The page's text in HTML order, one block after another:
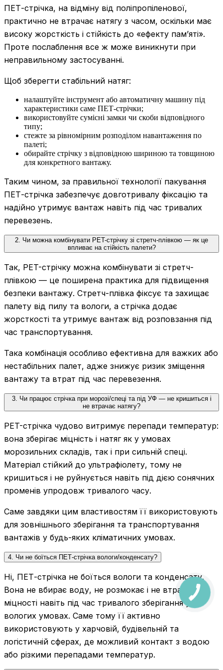
ПЕТ-стрічка, на відміну від поліпропіленової,
практично не втрачає натягу з часом, оскільки має
високу жорсткість і стійкість до «ефекту пам’яті».
Проте послаблення все ж може виникнути при
неправильному застосуванні.
Щоб зберегти стабільний натяг:
налаштуйте інструмент або автоматичну машину під
характеристики саме ПЕТ-стрічки;
використовуйте сумісні замки чи скоби відповідного
типу;
стежте за рівномірним розподілом навантаження по
палеті;
обирайте стрічку з відповідною шириною та товщиною
для конкретного вантажу.
Таким чином, за правильної технології пакування
ПЕТ-стрічка забезпечує довготривалу фіксацію та
надійно утримує вантаж навіть під час тривалих
перевезень.
2. Чи можна комбінувати PET-стрічку зі стретч-плівкою — як це
впливає на стійкість палети?
Так, PET-стрічку можна комбінувати зі стретч-
плівкою — це поширена практика для підвищення
безпеки вантажу. Стретч-плівка фіксує та захищає
палету від пилу та вологи, а стрічка додає
жорсткості та утримує вантаж від розповзання під
час транспортування.
Така комбінація особливо ефективна для важких або
нестабільних палет, адже знижує ризик зміщення
вантажу та втрат під час перевезення.
3. Чи працює стрічка при морозі/спеці та під УФ — не кришиться і
не втрачає натягу?
PET-стрічка чудово витримує перепади температур:
вона зберігає міцність і натяг як у умовах
морозильних складів, так і при сильній спеці.
Матеріал стійкий до ультрафіолету, тому не
кришиться і не руйнується навіть під дією сонячних
променів упродовж тривалого часу.
Саме завдяки цим властивостям її використовують
для зовнішнього зберігання та транспортування
вантажів у будь-яких кліматичних умовах.
4. Чи не боїться ПЕТ-стрічка вологи/конденсату?
Ні, ПЕТ-стрічка не боїться вологи та конденсату.
Вона не вбирає воду, не розмокає і не втрачає
міцності навіть під час тривалого зберігання у
вологих умовах. Саме тому її активно
використовують у харчовій, будівельній та
логістичній сферах, де можливий контакт з водою
або різкими перепадами температур.